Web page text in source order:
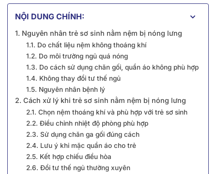
NỘI DUNG CHÍNH:
1. Nguyên nhân trẻ sơ sinh nằm nệm bị nóng lưng
1.1. Do chất liệu nệm không thoáng khí
1.2. Do môi trường ngủ quá nóng
1.3. Do cách sử dụng chăn gối, quần áo không phù hợp
1.4. Không thay đổi tư thế ngủ
1.5. Nguyên nhân bệnh lý
2. Cách xử lý khi trẻ sơ sinh nằm nệm bị nóng lưng
2.1. Chọn nệm thoáng khí và phù hợp với trẻ sơ sinh
2.2. Điều chỉnh nhiệt độ phòng phù hợp
2.3. Sử dụng chăn ga gối đúng cách
2.4. Lưu ý khi mặc quần áo cho trẻ
2.5. Kết hợp chiếu điều hòa
2.6. Đổi tư thế ngủ thường xuyên